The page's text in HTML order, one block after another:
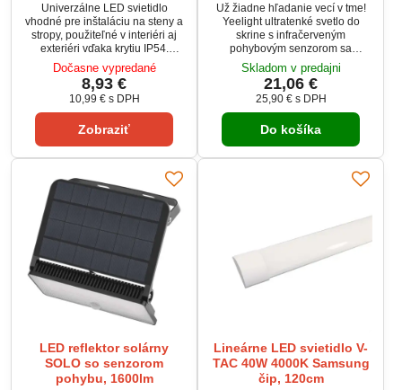
Univerzálne LED svietidlo
vhodné pre inštaláciu na steny a
stropy, použiteľné v interiéri aj
exteriéri vďaka krytiu IP54.
Poskytuje príjemné neutrálne
biele svetlo s teplotou 4000K a
životnosťou 30 000 hodín.
Dočasne vypredané
8,93 €
10,99 € s DPH
Zobraziť
Už žiadne hľadanie vecí v tme!
Yeelight ultratenké svetlo do
skrine s infračerveným
pohybovým senzorom sa
automaticky zapne, keď
zaznamená vašu prítomnosť.
Teplé svetlo 4000K s
nastaviteľným jasom zabezpečí
príjemné osvetlenie bez
oslnenia. Vďaka širokému
detekčnému uhlu (až 120°) a
dosahu 4 m vpredu a 2 m do
strán sa svetlo rozsvieti vždy, keď
Skladom v predajni
21,06 €
25,90 € s DPH
Do košíka
LED reflektor solárny
SOLO so senzorom
pohybu, 1600lm
Lineárne LED svietidlo V-
TAC 40W 4000K Samsung
čip, 120cm